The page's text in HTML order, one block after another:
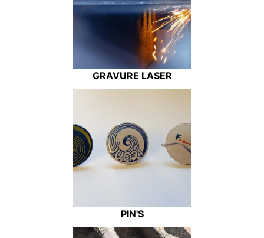
GRAVURE LASER
PIN'S